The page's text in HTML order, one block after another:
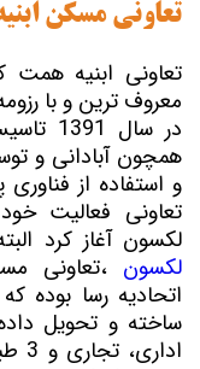
تعاونی مسکن
تعاونی ابنیه همت
در
همچون آبادانی و
و استفاده از فناوری
تعاونی فعالیت
لکسون آغاز کرد
لکسون
اتحادیه رسا بوده
ساخته و تحویل